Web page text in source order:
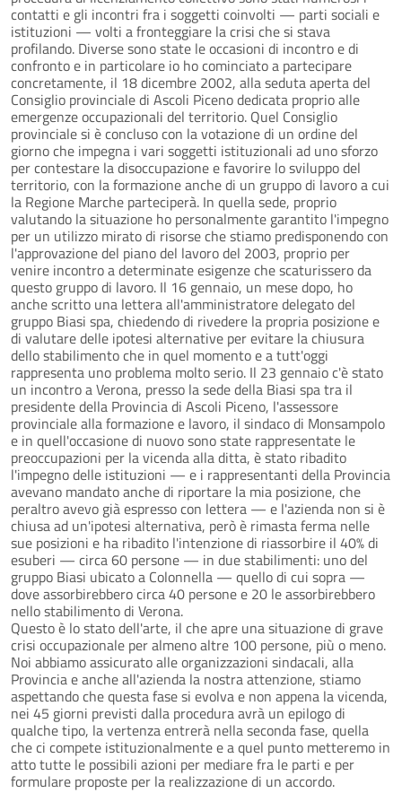
contatti e gli incontri fra i soggetti coinvolti — parti sociali e
istituzioni — volti a fronteggiare la crisi che si stava
profilando. Diverse sono state le occasioni di incontro e di
confronto e in particolare io ho cominciato a partecipare
concretamente, il 18 dicembre 2002, alla seduta aperta del
Consiglio provinciale di Ascoli Piceno dedicata proprio alle
emergenze occupazionali del territorio. Quel Consiglio
provinciale si è concluso con la votazione di un ordine del
giorno che impegna i vari soggetti istituzionali ad uno sforzo
per contestare la disoccupazione e favorire lo sviluppo del
territorio, con la formazione anche di un gruppo di lavoro a cui
la Regione Marche parteciperà. In quella sede, proprio
valutando la situazione ho personalmente garantito l'impegno
per un utilizzo mirato di risorse che stiamo predisponendo con
l'approvazione del piano del lavoro del 2003, proprio per
venire incontro a determinate esigenze che scaturissero da
questo gruppo di lavoro. Il 16 gennaio, un mese dopo, ho
anche scritto una lettera all'amministratore delegato del
gruppo Biasi spa, chiedendo di rivedere la propria posizione e
di valutare delle ipotesi alternative per evitare la chiusura
dello stabilimento che in quel momento e a tutt'oggi
rappresenta uno problema molto serio. Il 23 gennaio c'è stato
un incontro a Verona, presso la sede della Biasi spa tra il
presidente della Provincia di Ascoli Piceno, l'assessore
provinciale alla formazione e lavoro, il sindaco di Monsampolo
e in quell'occasione di nuovo sono state rappresentate le
preoccupazioni per la vicenda alla ditta, è stato ribadito
l'impegno delle istituzioni — e i rappresentanti della Provincia
avevano mandato anche di riportare la mia posizione, che
peraltro avevo già espresso con lettera — e l'azienda non si è
chiusa ad un'ipotesi alternativa, però è rimasta ferma nelle
sue posizioni e ha ribadito l'intenzione di riassorbire il 40% di
esuberi — circa 60 persone — in due stabilimenti: uno del
gruppo Biasi ubicato a Colonnella — quello di cui sopra —
dove assorbirebbero circa 40 persone e 20 le assorbirebbero
nello stabilimento di Verona.
Questo è lo stato dell'arte, il che apre una situazione di grave
crisi occupazionale per almeno altre 100 persone, più o meno.
Noi abbiamo assicurato alle organizzazioni sindacali, alla
Provincia e anche all'azienda la nostra attenzione, stiamo
aspettando che questa fase si evolva e non appena la vicenda,
nei 45 giorni previsti dalla procedura avrà un epilogo di
qualche tipo, la vertenza entrerà nella seconda fase, quella
che ci compete istituzionalmente e a quel punto metteremo in
atto tutte le possibili azioni per mediare fra le parti e per
formulare proposte per la realizzazione di un accordo.